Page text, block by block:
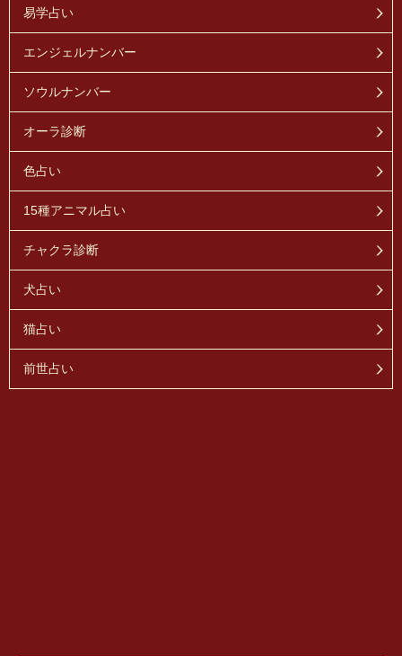
易学占い
エンジェルナンバー
ソウルナンバー
オーラ診断
色占い
15種アニマル占い
チャクラ診断
犬占い
猫占い
前世占い